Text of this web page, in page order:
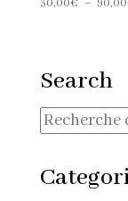
30,00€ – 90,00
Search
Recherche